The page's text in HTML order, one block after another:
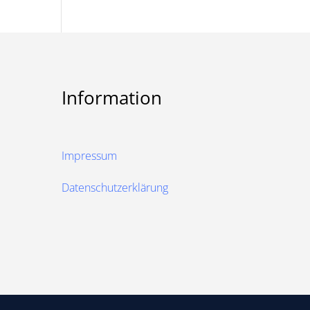
Information
Impressum
Datenschutzerklärung